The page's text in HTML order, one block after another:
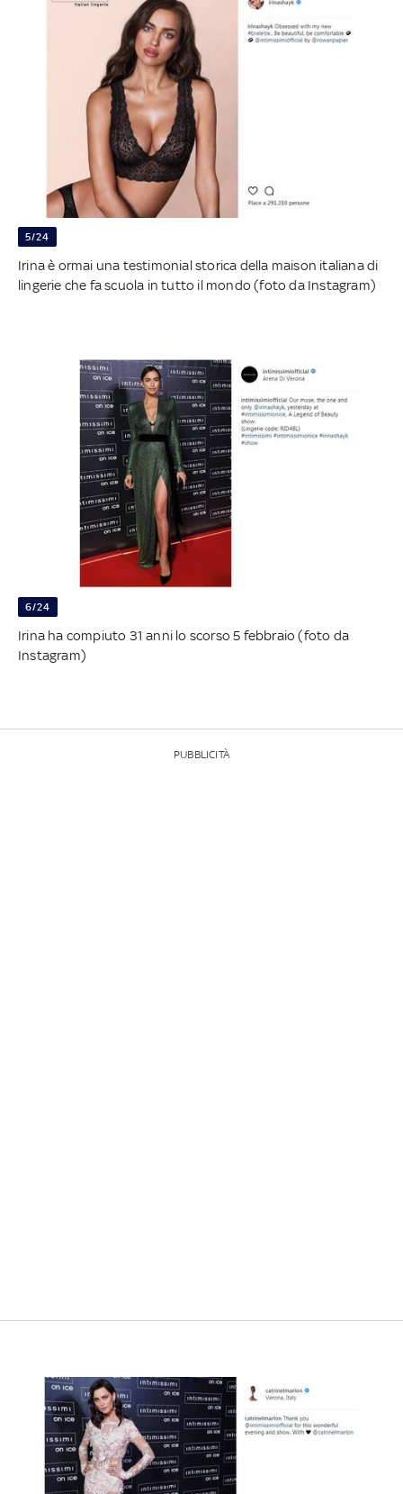
5/24
Irina è ormai una testimonial storica della maison italiana di
lingerie che fa scuola in tutto il mondo (foto da Instagram)
6/24
Irina ha compiuto 31 anni lo scorso 5 febbraio (foto da
Instagram)
PUBBLICITÀ